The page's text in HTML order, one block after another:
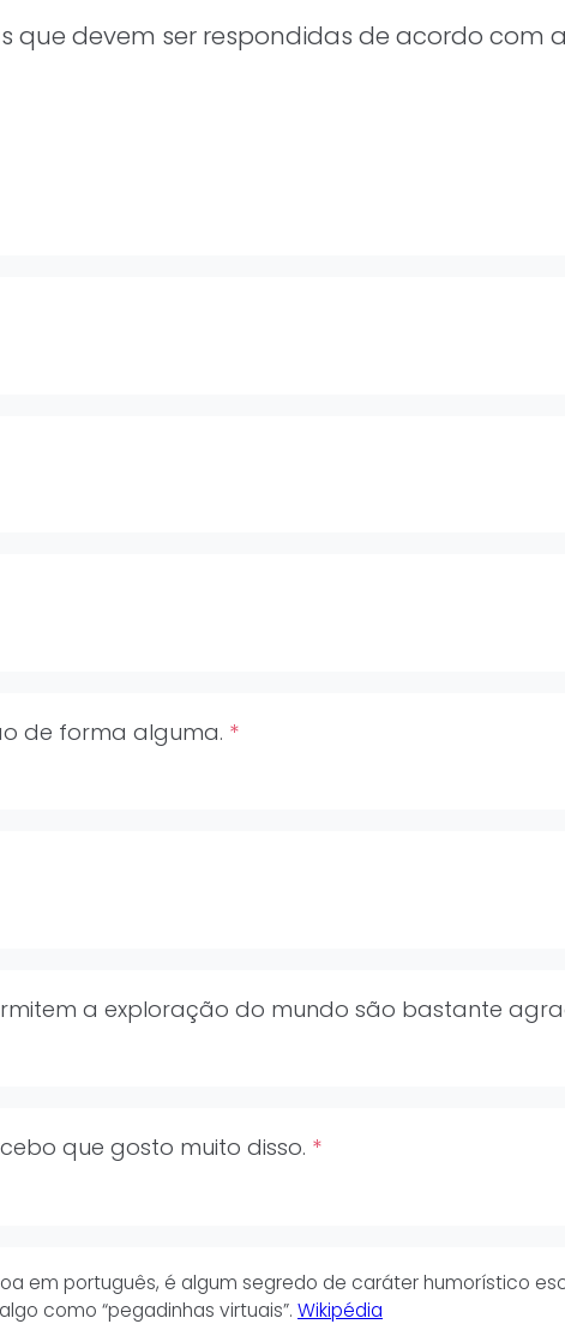
que devem ser respondidas de acordo com
de forma alguma. *
a exploração do mundo são bastante
que gosto muito disso. *
em português, é algum segredo de caráter humorístico
como “pegadinhas virtuais”. Wikipédia